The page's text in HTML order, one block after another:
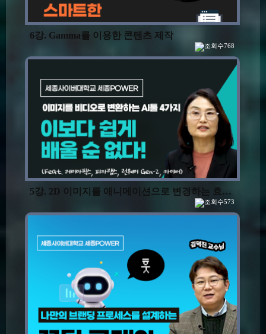
6강. Gamma를 이용한 콘텐츠 제작
768
5강. 2D 이미지를 애니메이션으로 변경하는 효과를 포함한 AI툴 소개 및 특징
573